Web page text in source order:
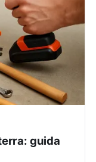
guida